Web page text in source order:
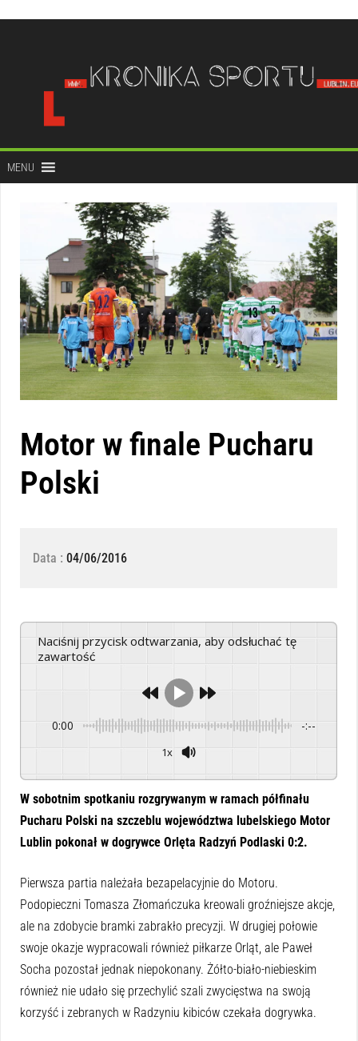
treści
MENU
Motor w finale Pucharu
Polski
Data : 04/06/2016
Naciśnij przycisk odtwarzania, aby odsłuchać tę
zawartość
0:00 -:--
1x
W sobotnim spotkaniu rozgrywanym w ramach półfinału
Pucharu Polski na szczeblu województwa lubelskiego Motor
Lublin pokonał w dogrywce Orlęta Radzyń Podlaski 0:2.
Pierwsza partia należała bezapelacyjnie do Motoru.
Podopieczni Tomasza Złomańczuka kreowali groźniejsze akcje,
ale na zdobycie bramki zabrakło precyzji. W drugiej połowie
swoje okazje wypracowali również piłkarze Orląt, ale Paweł
Socha pozostał jednak niepokonany. Żółto-biało-niebieskim
również nie udało się przechylić szali zwycięstwa na swoją
korzyść i zebranych w Radzyniu kibiców czekała dogrywka.